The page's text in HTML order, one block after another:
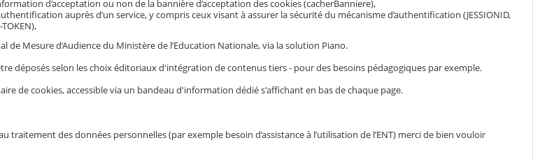
d’acceptation ou non de la bannière d’acceptation des cookies (cacherBanniere),
auprès d’un service, y compris ceux visant à assurer la sécurité du mécanisme d’authentification (JESSIONID,
TOKEN),
de Mesure d’Audience du Ministère de l’Education Nationale, via la solution Piano.
déposés selon les choix éditoriaux d'intégration de contenus tiers - pour des besoins pédagogiques par exemple.
de cookies, accessible via un bandeau d'information dédié s'affichant en bas de chaque page.
traitement des données personnelles (par exemple besoin d’assistance à l’utilisation de l’ENT) merci de bien vouloir